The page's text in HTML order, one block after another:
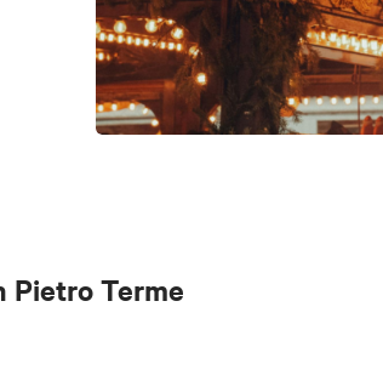
Pietro Terme